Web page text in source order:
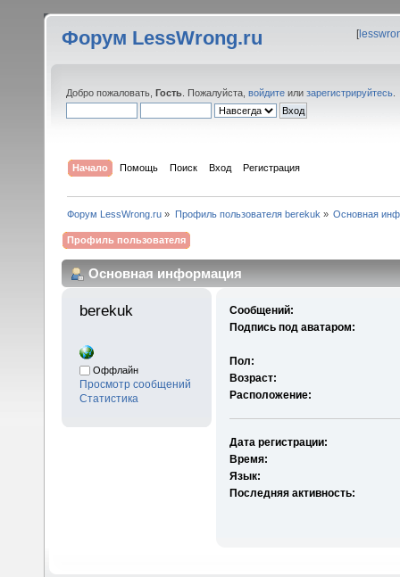
Форум LessWrong.ru [
Добро пожаловать, Гость . Пожалуйста, войдите или зарегистрируйтесь
Начало Помощь Поиск Вход Регистрация
Форум LessWrong.ru » Профиль пользователя berekuk » Основная
Профиль пользователя
Основная информация
berekuk
Оффлайн
Просмотр сообщений
Статистика
Сообщений:
Подпись под аватаром:
Пол:
Возраст:
Расположение:
Дата регистрации:
Время:
Язык:
Последняя активность: